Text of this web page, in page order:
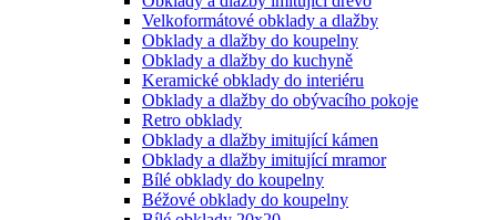
Velkoformátové obklady a dlažby
Obklady a dlažby do koupelny
Obklady a dlažby do kuchyně
Keramické obklady do interiéru
Obklady a dlažby do obývacího pokoje
Retro obklady
Obklady a dlažby imitující kámen
Obklady a dlažby imitující mramor
Bílé obklady do koupelny
Béžové obklady do koupelny